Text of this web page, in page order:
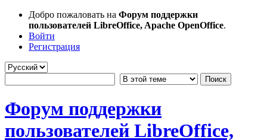
Добро пожаловать на Форум поддержки
пользователей LibreOffice, Apache OpenOffice.
Войти
Регистрация
Форум поддержки
пользователей LibreOffice,